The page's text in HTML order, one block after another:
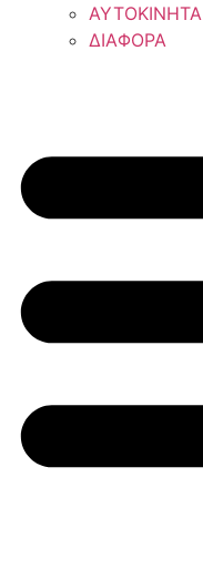
ΑΥΤΟΚΙΝΗΤΑ
ΔΙΑΦΟΡΑ